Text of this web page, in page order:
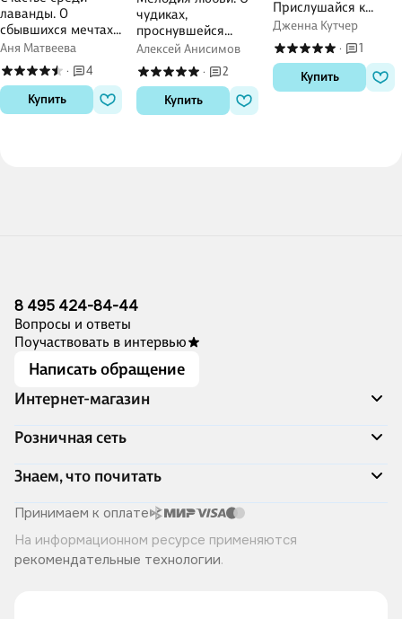
лаванды. О
сбывшихся мечтах,
пылких садовниках
и баночках с
женским восторгом
Аня Матвеева
·
4
Купить
чудиках,
проснувшейся
нежности и
кухонном детекторе
лжи
Алексей Анисимов
·
2
Купить
Прислушайся к
себе и начни жить
по-настоящему
Дженна Кутчер
·
1
Купить
8 495 424-84-44
Вопросы и ответы
Поучаствовать в интервью
Написать обращение
Интернет-магазин
Акции
Доставка и оплата
Программа лояльности
Подарочные сертификаты
Правила продажи
Политика конфиденциальности
Розничная сеть
Адреса магазинов
Книжный Дозор
О компании
Читай-город для бизнеса
Хотите у нас работать?
Знаем, что почитать
Скоро в продаже
Лучшие из лучших
Читай-журнал
Принимаем к оплате
На информационном ресурсе применяются
рекомендательные технологии.